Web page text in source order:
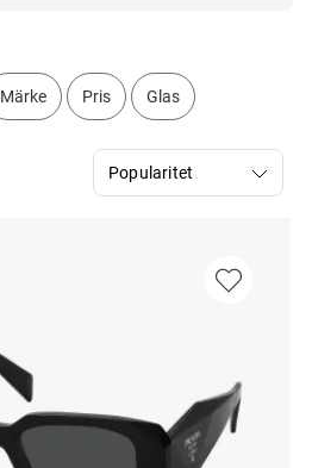
Märke Pris Glas